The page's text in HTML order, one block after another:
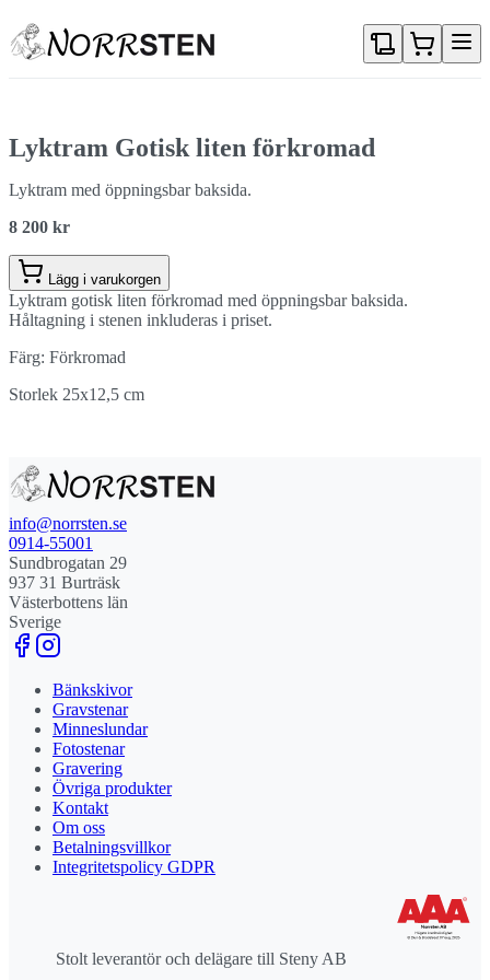
Lyktram Gotisk liten förkromad
Lyktram med öppningsbar baksida.
8 200 kr
Lägg i varukorgen
Lyktram gotisk liten förkromad med öppningsbar baksida.
Håltagning i stenen inkluderas i priset.
Färg: Förkromad
Storlek 25x12,5 cm
info@norrsten.se
0914-55001
Sundbrogatan 29
937 31 Burträsk
Västerbottens län
Sverige
Bänkskivor
Gravstenar
Minneslundar
Fotostenar
Gravering
Övriga produkter
Kontakt
Om oss
Betalningsvillkor
Integritetspolicy GDPR
Stolt leverantör och delägare till Steny AB